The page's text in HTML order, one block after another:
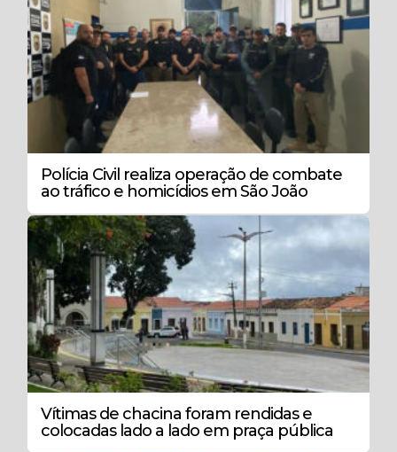
Polícia Civil realiza operação de combate
ao tráfico e homicídios em São João
Vítimas de chacina foram rendidas e
colocadas lado a lado em praça pública